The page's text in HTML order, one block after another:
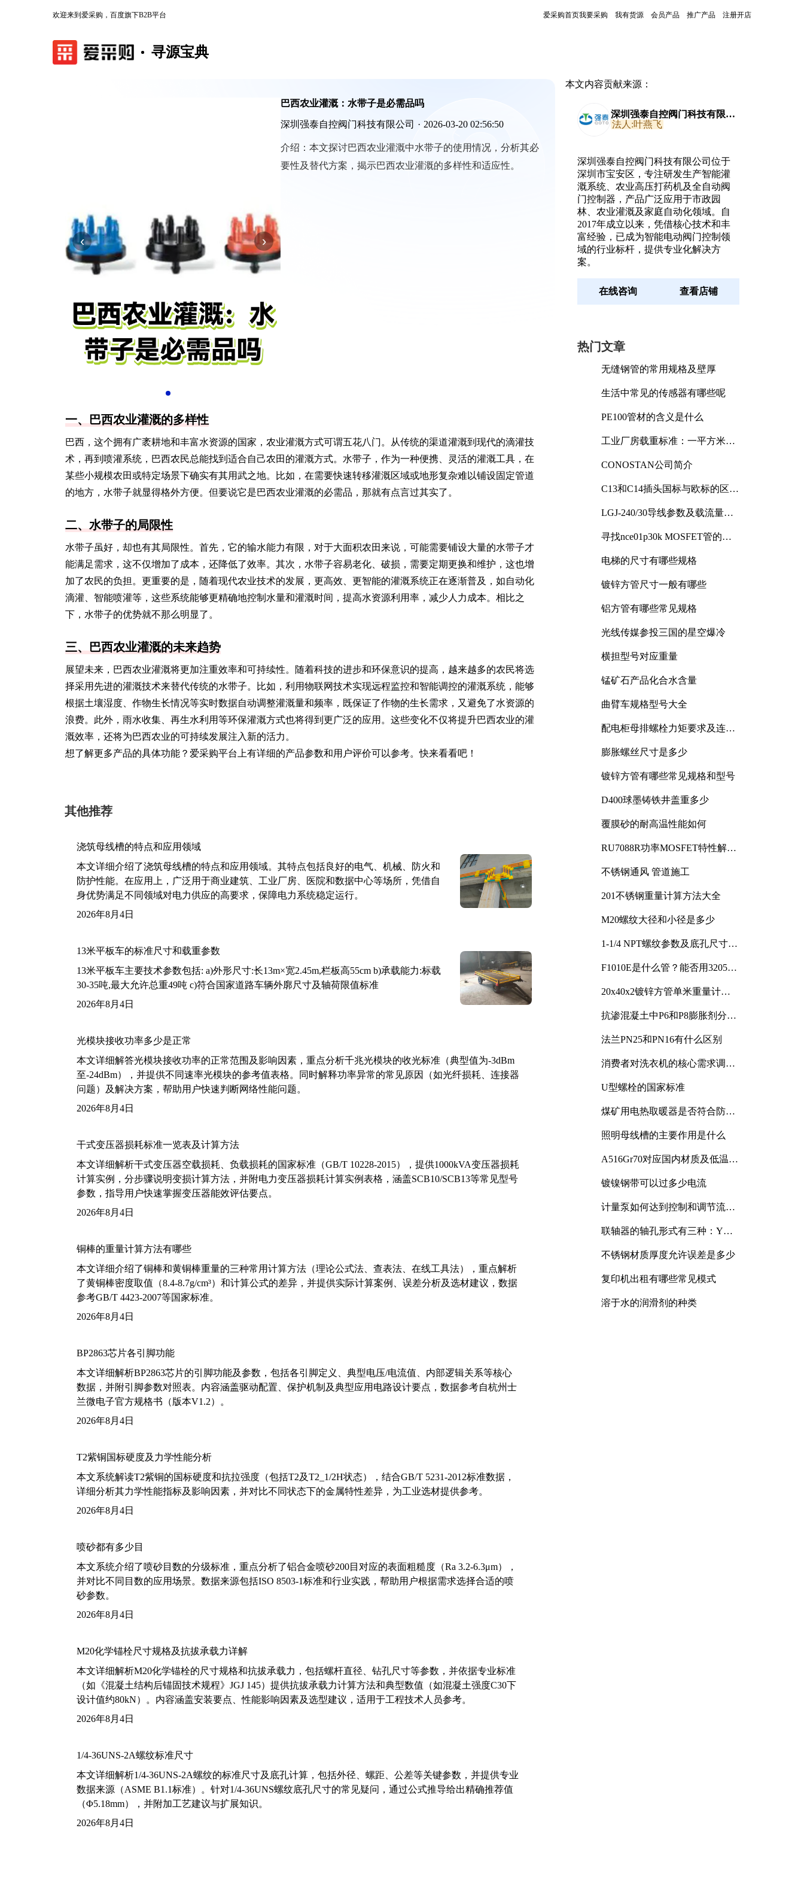
欢迎来到爱采购，百度旗下B2B平台 爱采购首页我要采购 我有货源 会员产品 推广产品 注册开店
寻源宝典
‹ ›
巴西农业灌溉：水带子是必需品吗
深圳强泰自控阀门科技有限公司 · 2026-03-20 02:56:50
介绍： 本文探讨巴西农业灌溉中水带子的使用情况，分析其必
要性及替代方案，揭示巴西农业灌溉的多样性和适应性。
一、巴西农业灌溉的多样性
巴西，这个拥有广袤耕地和丰富水资源的国家，农业灌溉方式可谓五花八门。从传统的渠道灌溉到现代的滴灌技
术，再到喷灌系统，巴西农民总能找到适合自己农田的灌溉方式。水带子，作为一种便携、灵活的灌溉工具，在
某些小规模农田或特定场景下确实有其用武之地。比如，在需要快速转移灌溉区域或地形复杂难以铺设固定管道
的地方，水带子就显得格外方便。但要说它是巴西农业灌溉的必需品，那就有点言过其实了。
二、水带子的局限性
水带子虽好，却也有其局限性。首先，它的输水能力有限，对于大面积农田来说，可能需要铺设大量的水带子才
能满足需求，这不仅增加了成本，还降低了效率。其次，水带子容易老化、破损，需要定期更换和维护，这也增
加了农民的负担。更重要的是，随着现代农业技术的发展，更高效、更智能的灌溉系统正在逐渐普及，如自动化
滴灌、智能喷灌等，这些系统能够更精确地控制水量和灌溉时间，提高水资源利用率，减少人力成本。相比之
下，水带子的优势就不那么明显了。
三、巴西农业灌溉的未来趋势
展望未来，巴西农业灌溉将更加注重效率和可持续性。随着科技的进步和环保意识的提高，越来越多的农民将选
择采用先进的灌溉技术来替代传统的水带子。比如，利用物联网技术实现远程监控和智能调控的灌溉系统，能够
根据土壤湿度、作物生长情况等实时数据自动调整灌溉量和频率，既保证了作物的生长需求，又避免了水资源的
浪费。此外，雨水收集、再生水利用等环保灌溉方式也将得到更广泛的应用。这些变化不仅将提升巴西农业的灌
溉效率，还将为巴西农业的可持续发展注入新的活力。
想了解更多产品的具体功能？爱采购平台上有详细的产品参数和用户评价可以参考。快来看看吧！
其他推荐
浇筑母线槽的特点和应用领域
本文详细介绍了浇筑母线槽的特点和应用领域。其特点包括良好的电气、机械、防火和
防护性能。在应用上，广泛用于商业建筑、工业厂房、医院和数据中心等场所，凭借自
身优势满足不同领域对电力供应的高要求，保障电力系统稳定运行。
2026年8月4日
13米平板车的标准尺寸和载重参数
13米平板车主要技术参数包括: a)外形尺寸:长13m×宽2.45m,栏板高55cm b)承载能力:标载
30-35吨,最大允许总重49吨 c)符合国家道路车辆外廓尺寸及轴荷限值标准
2026年8月4日
光模块接收功率多少是正常
本文详细解答光模块接收功率的正常范围及影响因素，重点分析千兆光模块的收光标准（典型值为-3dBm
至-24dBm），并提供不同速率光模块的参考值表格。同时解释功率异常的常见原因（如光纤损耗、连接器
问题）及解决方案，帮助用户快速判断网络性能问题。
2026年8月4日
干式变压器损耗标准一览表及计算方法
本文详细解析干式变压器空载损耗、负载损耗的国家标准（GB/T 10228-2015），提供1000kVA变压器损耗
计算实例，分步骤说明变损计算方法，并附电力变压器损耗计算实例表格，涵盖SCB10/SCB13等常见型号
参数，指导用户快速掌握变压器能效评估要点。
2026年8月4日
铜棒的重量计算方法有哪些
本文详细介绍了铜棒和黄铜棒重量的三种常用计算方法（理论公式法、查表法、在线工具法），重点解析
了黄铜棒密度取值（8.4-8.7g/cm³）和计算公式的差异，并提供实际计算案例、误差分析及选材建议，数据
参考GB/T 4423-2007等国家标准。
2026年8月4日
BP2863芯片各引脚功能
本文详细解析BP2863芯片的引脚功能及参数，包括各引脚定义、典型电压/电流值、内部逻辑关系等核心
数据，并附引脚参数对照表。内容涵盖驱动配置、保护机制及典型应用电路设计要点，数据参考自杭州士
兰微电子官方规格书（版本V1.2）。
2026年8月4日
T2紫铜国标硬度及力学性能分析
本文系统解读T2紫铜的国标硬度和抗拉强度（包括T2及T2_1/2H状态），结合GB/T 5231-2012标准数据，
详细分析其力学性能指标及影响因素，并对比不同状态下的金属特性差异，为工业选材提供参考。
2026年8月4日
喷砂都有多少目
本文系统介绍了喷砂目数的分级标准，重点分析了铝合金喷砂200目对应的表面粗糙度（Ra 3.2-6.3μm），
并对比不同目数的应用场景。数据来源包括ISO 8503-1标准和行业实践，帮助用户根据需求选择合适的喷
砂参数。
2026年8月4日
M20化学锚栓尺寸规格及抗拔承载力详解
本文详细解析M20化学锚栓的尺寸规格和抗拔承载力，包括螺杆直径、钻孔尺寸等参数，并依据专业标准
（如《混凝土结构后锚固技术规程》JGJ 145）提供抗拔承载力计算方法和典型数值（如混凝土强度C30下
设计值约80kN）。内容涵盖安装要点、性能影响因素及选型建议，适用于工程技术人员参考。
2026年8月4日
1/4-36UNS-2A螺纹标准尺寸
本文详细解析1/4-36UNS-2A螺纹的标准尺寸及底孔计算，包括外径、螺距、公差等关键参数，并提供专业
数据来源（ASME B1.1标准）。针对1/4-36UNS螺纹底孔尺寸的常见疑问，通过公式推导给出精确推荐值
（Φ5.18mm），并附加工艺建议与扩展知识。
2026年8月4日
本文内容贡献来源：
深圳强泰自控阀门科技有限公
司
法人:叶燕飞
深圳强泰自控阀门科技有限公司位于
深圳市宝安区，专注研发生产智能灌
溉系统、农业高压打药机及全自动阀
门控制器，产品广泛应用于市政园
林、农业灌溉及家庭自动化领域。自
2017年成立以来，凭借核心技术和丰
富经验，已成为智能电动阀门控制领
域的行业标杆，提供专业化解决方
案。
在线咨询 查看店铺
热门文章
无缝钢管的常用规格及壁厚
生活中常见的传感器有哪些呢
PE100管材的含义是什么
工业厂房载重标准：一平方米能
CONOSTAN公司简介
C13和C14插头国标与欧标的区别
LGJ-240/30导线参数及载流量解
寻找nce01p30k MOSFET管的合
电梯的尺寸有哪些规格
镀锌方管尺寸一般有哪些
铝方管有哪些常见规格
光线传媒参投三国的星空爆冷
横担型号对应重量
锰矿石产品化合水含量
曲臂车规格型号大全
配电柜母排螺栓力矩要求及连接
膨胀螺丝尺寸是多少
镀锌方管有哪些常见规格和型号
D400球墨铸铁井盖重多少
覆膜砂的耐高温性能如何
RU7088R功率MOSFET特性解析
不锈钢通风 管道施工
201不锈钢重量计算方法大全
M20螺纹大径和小径是多少
1-1/4 NPT螺纹参数及底孔尺寸详
F1010E是什么管？能否用3205或
20x40x2镀锌方管单米重量计算
抗渗混凝土中P6和P8膨胀剂分别
法兰PN25和PN16有什么区别
消费者对洗衣机的核心需求调研
U型螺栓的国家标准
煤矿用电热取暖器是否符合防爆
照明母线槽的主要作用是什么
A516Gr70对应国内材质及低温冲
镀镍钢带可以过多少电流
计量泵如何达到控制和调节流量
联轴器的轴孔形式有三种：Y
不锈钢材质厚度允许误差是多少
复印机出租有哪些常见模式
溶于水的润滑剂的种类